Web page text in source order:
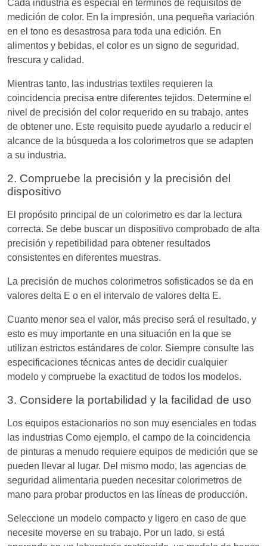
Cada industria es especial en términos de requisitos de
medición de color. En la impresión, una pequeña variación
en el tono es desastrosa para toda una edición. En
alimentos y bebidas, el color es un signo de seguridad,
frescura y calidad.
Mientras tanto, las industrias textiles requieren la
coincidencia precisa entre diferentes tejidos. Determine el
nivel de precisión del color requerido en su trabajo, antes
de obtener uno. Este requisito puede ayudarlo a reducir el
alcance de la búsqueda a los colorimetros que se adapten
a su industria.
2. Compruebe la precisión y la precisión del
dispositivo
El propósito principal de un colorimetro es dar la lectura
correcta. Se debe buscar un dispositivo comprobado de alta
precisión y repetibilidad para obtener resultados
consistentes en diferentes muestras.
La precisión de muchos colorimetros sofisticados se da en
valores delta E o en el intervalo de valores delta E.
Cuanto menor sea el valor, más preciso será el resultado, y
esto es muy importante en una situación en la que se
utilizan estrictos estándares de color. Siempre consulte las
especificaciones técnicas antes de decidir cualquier
modelo y compruebe la exactitud de todos los modelos.
3. Considere la portabilidad y la facilidad de uso
Los equipos estacionarios no son muy esenciales en todas
las industrias Como ejemplo, el campo de la coincidencia
de pinturas a menudo requiere equipos de medición que se
pueden llevar al lugar. Del mismo modo, las agencias de
seguridad alimentaria pueden necesitar colorimetros de
mano para probar productos en las líneas de producción.
Seleccione un modelo compacto y ligero en caso de que
necesite moverse en su trabajo. Por un lado, si está